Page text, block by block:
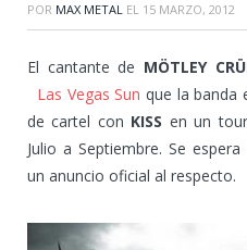
POR MAX METAL EL 15 MARZO, 2012
El cantante de MÖTLEY
Las Vegas Sun que la banda
de cartel con KISS en un
Julio a Septiembre. Se
un anuncio oficial al respecto.